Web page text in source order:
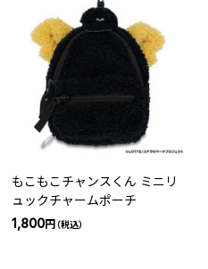
もこもこチャンスくん ミニリ
ュックチャームポーチ
1,800円（税込）